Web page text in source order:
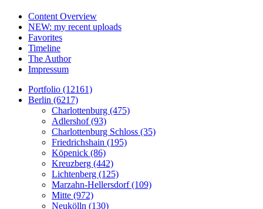
Content Overview
NEW: my recent uploads
Favorites
Timeline
The Author
Impressum
Portfolio (12161)
Berlin (6217)
Charlottenburg (475)
Adlershof (93)
Charlottenburg Schloss (35)
Friedrichshain (195)
Köpenick (86)
Kreuzberg (442)
Lichtenberg (125)
Marzahn-Hellersdorf (109)
Mitte (972)
Neukölln (130)